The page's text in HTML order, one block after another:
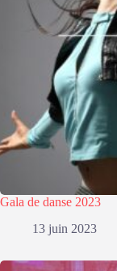
Gala de danse 2023
13 juin 2023